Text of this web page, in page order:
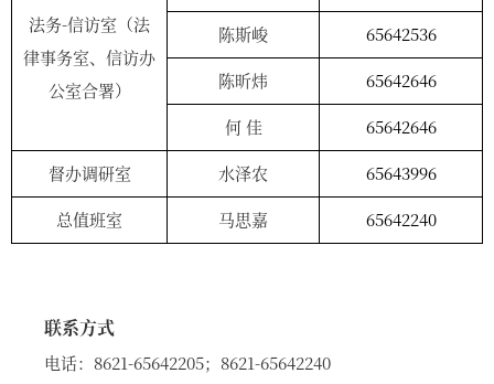
法务-信访室（法
律事务室、信访办
公室合署）
陈斯峻
65642536
陈昕炜
65642646
何佳
65642646
督办调研室
水泽农
65643996
总值班室
马思嘉 65642240
联系方式
电话：8621-65642205；8621-65642240